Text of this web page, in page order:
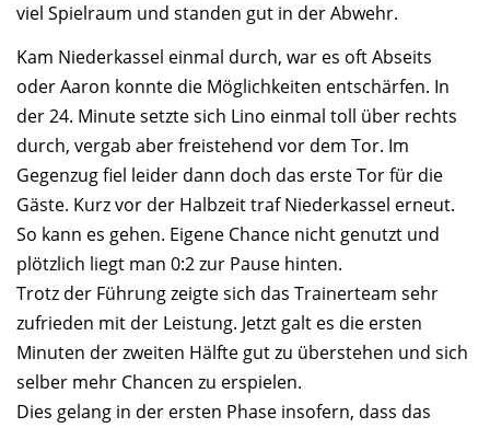
viel Spielraum und standen gut in der Abwehr.
Kam Niederkassel einmal durch, war es oft Abseits
oder Aaron konnte die Möglichkeiten entschärfen. In
der 24. Minute setzte sich Lino einmal toll über rechts
durch, vergab aber freistehend vor dem Tor. Im
Gegenzug fiel leider dann doch das erste Tor für die
Gäste. Kurz vor der Halbzeit traf Niederkassel erneut.
So kann es gehen. Eigene Chance nicht genutzt und
plötzlich liegt man 0:2 zur Pause hinten.
Trotz der Führung zeigte sich das Trainerteam sehr
zufrieden mit der Leistung. Jetzt galt es die ersten
Minuten der zweiten Hälfte gut zu überstehen und sich
selber mehr Chancen zu erspielen.
Dies gelang in der ersten Phase insofern, dass das